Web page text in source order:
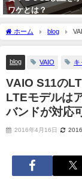
ワケとは？
ホーム blog
ップデートでau、ソフト
blog VAIO キ
VAIO S11の
LTEモデルは
バンドが対応
2016年4月16日